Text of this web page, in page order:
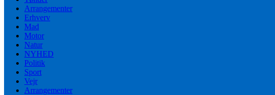
Arrangementer
Erhverv
Mad
Motor
Natur
NYHED
Politik
Sport
Vejr
Arrangementer